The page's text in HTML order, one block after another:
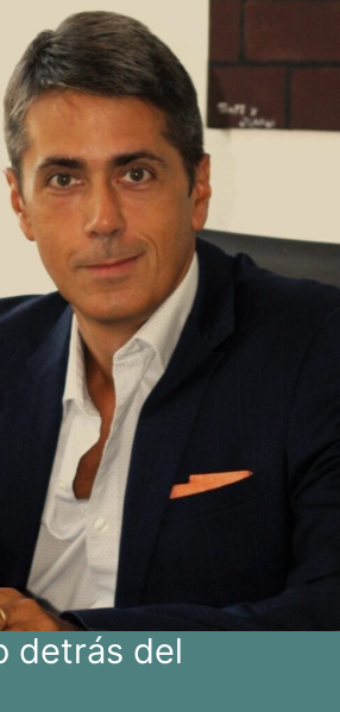
detrás del